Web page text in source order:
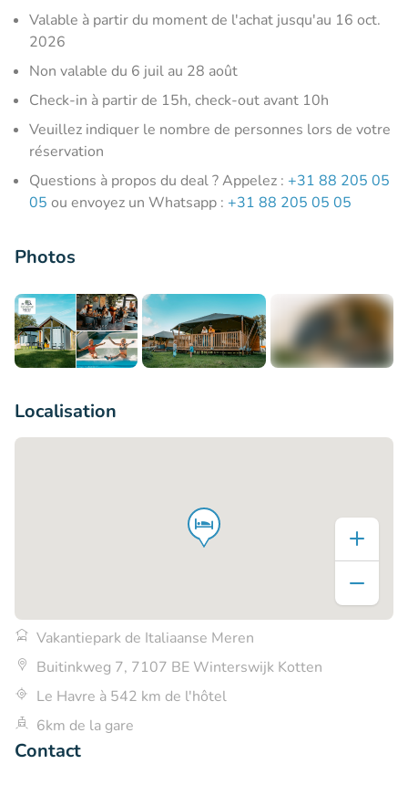
Valable à partir du moment de l'achat jusqu'au 16 oct.
2026
Non valable du 6 juil au 28 août
Check-in à partir de 15h, check-out avant 10h
Veuillez indiquer le nombre de personnes lors de votre
réservation
Questions à propos du deal ? Appelez : +31 88 205 05
05 ou envoyez un Whatsapp : +31 88 205 05 05
Photos
Localisation
Vakantiepark de Italiaanse Meren
Buitinkweg 7, 7107 BE Winterswijk Kotten
Le Havre à 542 km de l'hôtel
6km de la gare
Contact